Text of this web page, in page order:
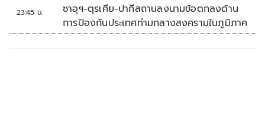
23:45 น.
ซาอุฯ-ตุรเคีย-ปากีสถานลงนามข้อตกลงด้าน
การป้องกันประเทศท่ามกลางสงครามในภูมิภาค